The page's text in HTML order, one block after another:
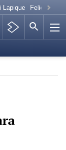
Lapique Felicitación